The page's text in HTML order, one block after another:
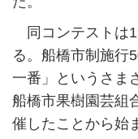
同コンテストは
る。船橋市制施行
一番」というさま
船橋市果樹園芸組
催したことから始